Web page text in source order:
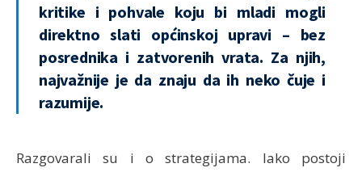
kritike i pohvale koju bi mladi mogli
direktno slati općinskoj upravi – bez
posrednika i zatvorenih vrata. Za njih,
najvažnije je da znaju da ih neko čuje i
razumije.
Razgovarali su i o strategijama. Iako postoji